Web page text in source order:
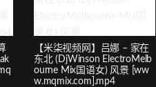
【米柒视频网】吕娜 – 家在
东北 (DjWinson ElectroMelb
ourne Mix国语女) 风景 [ww
w.mqmix.com].mp4